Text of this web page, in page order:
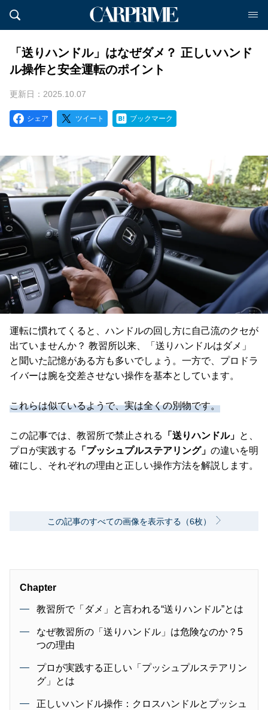
「送りハンドル」はなぜダメ？ 正しいハンド
ル操作と安全運転のポイント
更新日：2025.10.07
シェア ツイート ブックマーク
運転に慣れてくると、ハンドルの回し方に自己流のクセが
出ていませんか？ 教習所以来、「送りハンドルはダメ」
と聞いた記憶がある方も多いでしょう。一方で、プロドラ
イバーは腕を交差させない操作を基本としています。
これらは似ているようで、実は全くの別物です。
この記事では、教習所で禁止される 「送りハンドル」 と、
プロが実践する
「プッシュプルステアリング」 の違いを明
確にし、それぞれの理由と正しい操作方法を解説します。
この記事のすべての画像を表示する（6枚）
Chapter
教習所で「ダメ」と言われる“送りハンドル”とは
なぜ教習所の「送りハンドル」は危険なのか？5
つの理由
プロが実践する正しい「プッシュプルステアリン
グ」とは
正しいハンドル操作：クロスハンドルとプッシュ